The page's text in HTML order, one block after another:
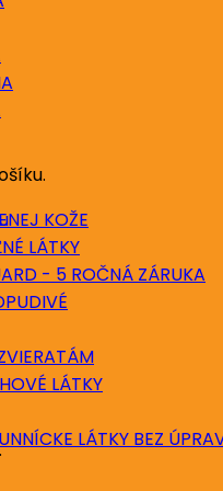
KOŽE
LÁTKY
- 5 ROČNÁ ZÁRUKA
LÁTKY
LÁTKY BEZ